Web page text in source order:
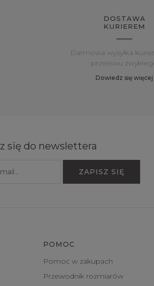
DOSTAWA
KURIEREM
Darmowa wysyłka
przelewu
Dowiedz się więcej
się do newslettera
POMOC
Pomoc w zakupach
Przewodnik rozmiarów